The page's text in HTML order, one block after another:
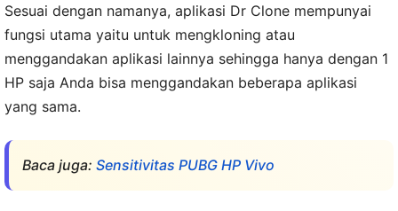
Sesuai dengan namanya, aplikasi Dr Clone mempunyai
fungsi utama yaitu untuk mengkloning atau
menggandakan aplikasi lainnya sehingga hanya dengan 1
HP saja Anda bisa menggandakan beberapa aplikasi
yang sama.
Baca juga: Sensitivitas PUBG HP Vivo